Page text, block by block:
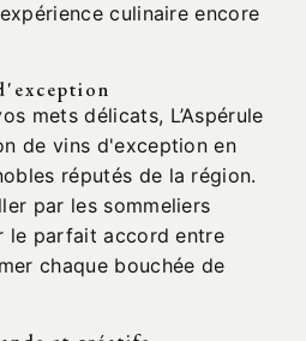
culinaire encore
mets délicats, L’Aspérule
de vins d'exception en
réputés de la région.
par les sommeliers
le parfait accord entre
chaque bouchée de